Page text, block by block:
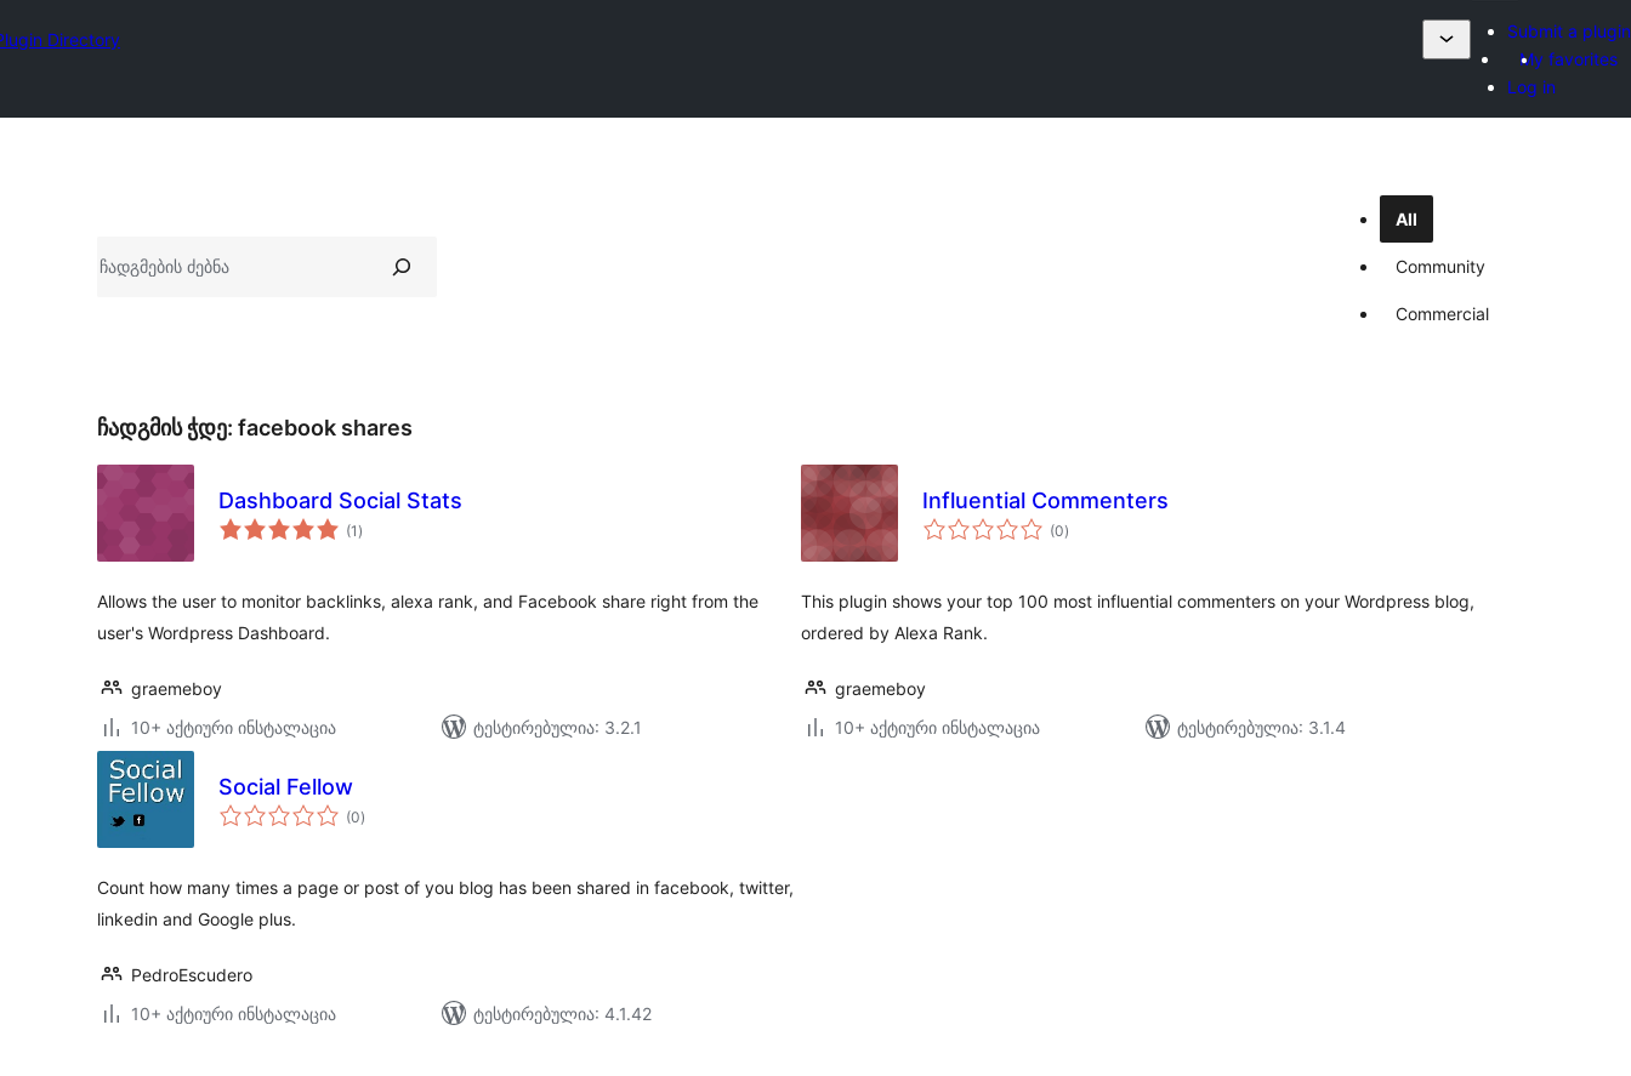
Directory
Submit a plugin
My favorites
Log in
All
Community
Commercial
ჩადგმის ჭდე: facebook shares
Dashboard Social Stats
(1 საერთო
რეიტინგი
)
Allows the user to monitor backlinks, alexa rank, and Facebook share right from the
user's Wordpress Dashboard.
graemeboy
10+ აქტიური ინსტალაცია
ტესტირებულია: 3.2.1
Influential Commenters
(0საერთო
რეიტინგი
)
This plugin shows your top 100 most influential commenters on your Wordpress blog,
ordered by Alexa Rank.
graemeboy
10+ აქტიური ინსტალაცია
ტესტირებულია: 3.1.4
Social Fellow
(0საერთო
რეიტინგი
)
Count how many times a page or post of you blog has been shared in facebook, twitter,
linkedin and Google plus.
PedroEscudero
10+ აქტიური ინსტალაცია
ტესტირებულია: 4.1.42